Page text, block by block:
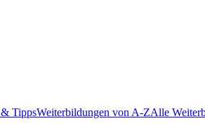
TippsWeiterbildungen von A-ZAlle